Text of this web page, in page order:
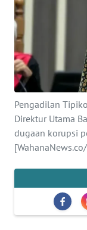
Pengadilan
Direktur Utama
dugaan korupsi
KESEHATAN
INTERNASIONAL
SERBA-SERBI
PENDIDIKAN